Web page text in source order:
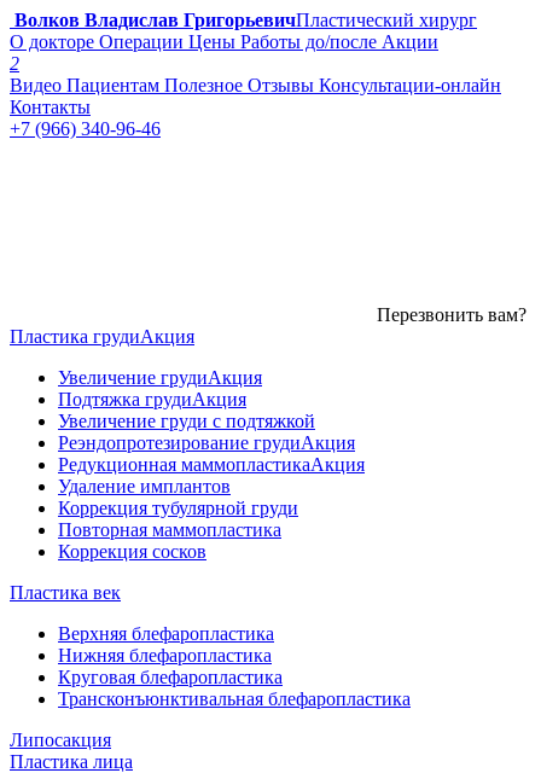
Волков Владислав ГригорьевичПластический хирург
О докторе Операции Цены Работы до/после Акции
2
Видео Пациентам Полезное Отзывы Консультации-онлайн
Контакты
+7 (966) 340-96-46
Перезвонить вам?
Пластика грудиАкция
Увеличение грудиАкция
Подтяжка грудиАкция
Увеличение груди с подтяжкой
Реэндопротезирование грудиАкция
Редукционная маммопластикаАкция
Удаление имплантов
Коррекция тубулярной груди
Повторная маммопластика
Коррекция сосков
Пластика век
Верхняя блефаропластика
Нижняя блефаропластика
Круговая блефаропластика
Трансконъюнктивальная блефаропластика
Липосакция
Пластика лица